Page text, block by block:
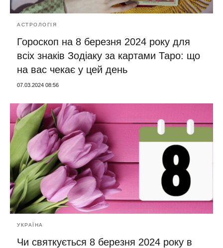
АСТРОЛОГІЯ
Гороскоп на 8 березня 2024 року для
всіх знаків Зодіаку за картами Таро: що
на вас чекає у цей день
07.03.2024 08:56
УКРАЇНА
Чи святкується 8 березня 2024 року в